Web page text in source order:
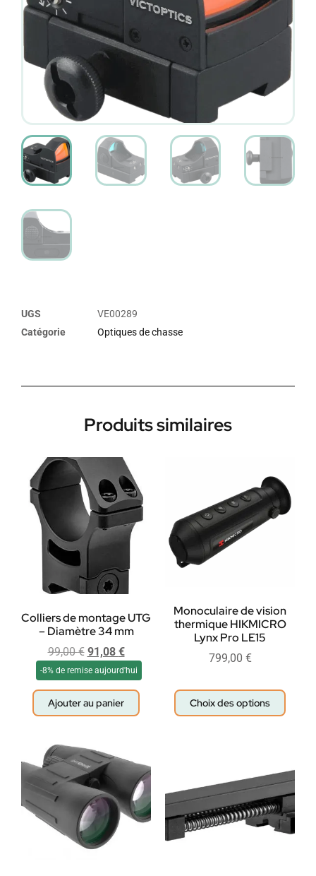
UGS
VE00289
Catégorie
Optiques de chasse
Produits similaires
Colliers de montage UTG
– Diamètre 34 mm
99,00€ 91,08 €
-8% de remise aujourd'hui
Ajouter au panier
Monoculaire de vision
thermique HIKMICRO
Lynx Pro LE15
799,00 €
Choix des options